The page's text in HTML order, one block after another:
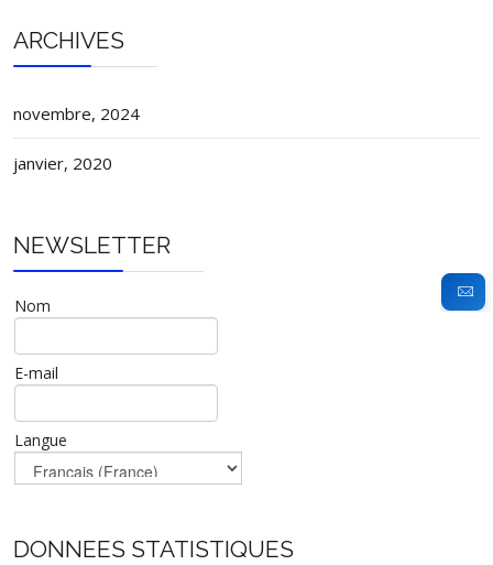
ARCHIVES
novembre, 2024
janvier, 2020
NEWSLETTER
Nom
E-mail
Langue
DONNEES STATISTIQUES